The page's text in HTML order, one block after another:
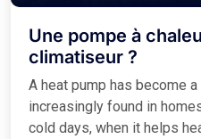
Une pompe à
climatiseur ?
A heat pump has become
increasingly found in
cold days, when it helps